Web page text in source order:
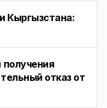
Кыргызстана:
отказ от